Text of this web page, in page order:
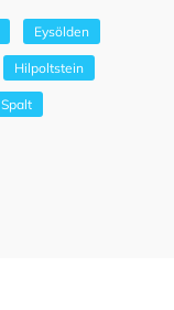
Eysölden
Hilpoltstein
Spalt